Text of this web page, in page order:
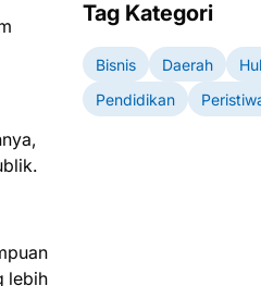
lebih
Tag Kategori
Bisnis Daerah
Pendidikan